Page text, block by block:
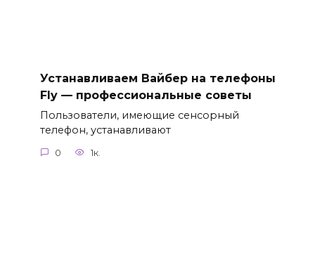
Устанавливаем Вайбер на телефоны
Fly — профессиональные советы
Пользователи, имеющие сенсорный
телефон, устанавливают
0 1к.